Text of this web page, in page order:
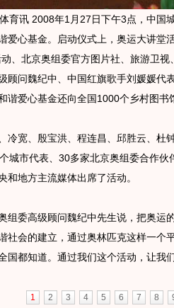
育讯 2008年1月27日下午3点，中国
爱心基金。启动仪式上，奥运大讲堂
动、北京奥组委官方图片社、旅游卫
顾问魏纪中、中国红旗歌手刘媛媛代
谐爱心基金还向全国1000个乡村图书
冷宽、殷宝洪、程连昌、邱胜云、杜
城市代表、30多家北京奥组委合作伙
和地方主流媒体出席了活动。
组委高级顾问魏纪中先生说，把奥运
社会的建立，通过奥林匹克这样一个
国都知道。通过我们这个活动，让我
1 2 3 4 5 6 7 8